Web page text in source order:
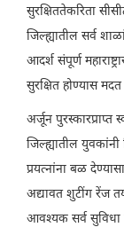
सुरक्षिततेकरिता
जिल्ह्यातील सर्व
आदर्श संपूर्ण
सुरक्षित होण्यास
अर्जून
जिल्ह्यातील युवकांनी
प्रयत्नांना बळ
अद्यावत शुटींग रेंज
आवश्यक सर्व